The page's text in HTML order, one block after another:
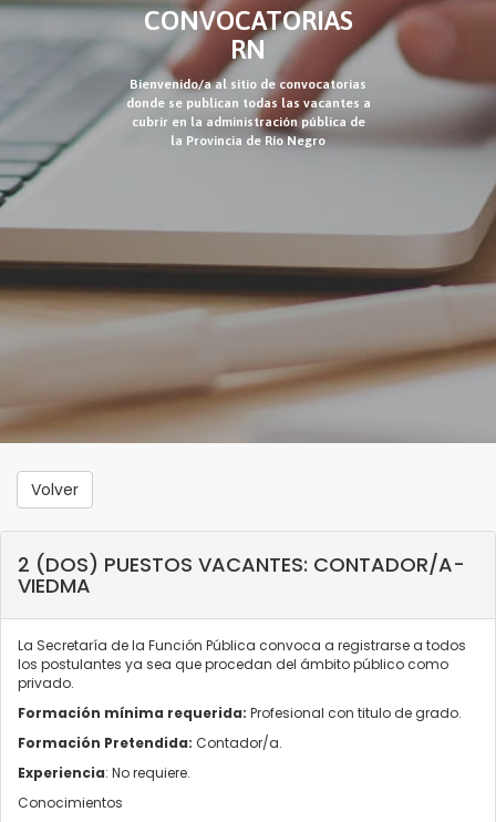
CONVOCATORIAS
RN
Bienvenido/a al sitio de convocatorias
donde se publican todas las vacantes a
cubrir en la administración pública de
la Provincia de Río Negro
Volver
2 (DOS) PUESTOS VACANTES: CONTADOR/A-
VIEDMA
La Secretaría de la Función Pública convoca a registrarse a todos
los postulantes ya sea que procedan del ámbito público como
privado.
Formación mínima requerida: Profesional con titulo de grado.
Formación Pretendida: Contador/a.
Experiencia: No requiere.
Conocimientos